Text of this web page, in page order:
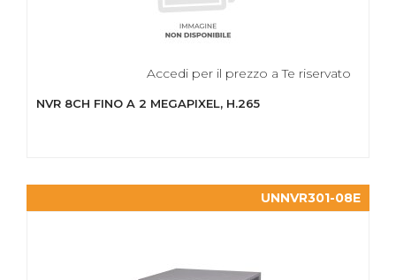
Accedi per il prezzo a Te riservato
NVR 8CH FINO A 2 MEGAPIXEL, H.265
UNNVR301-08E